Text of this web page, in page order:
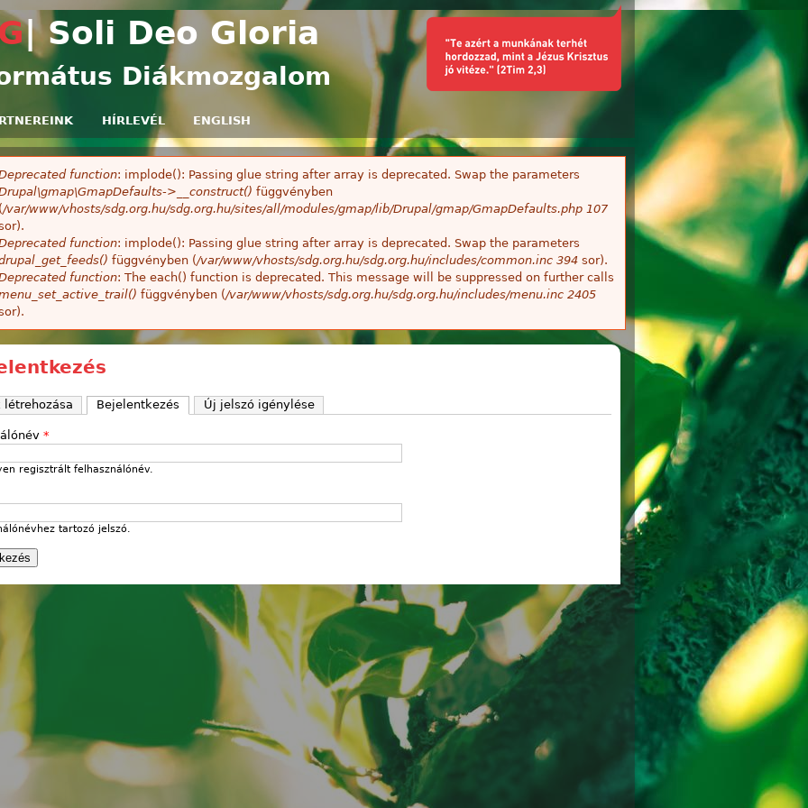
Ugrás a tartalomra
| Soli Deo Gloria
Diákmozgalom
HÍRLEVÉL ENGLISH
function: implode(): Passing glue string after array is deprecated. Swap the parameters
>__construct() függvényben
(/var/www/vhosts/sdg.org.hu/sdg.org.hu/sites/all/modules/gmap/lib/Drupal/gmap/GmapDefaults.php 107
function: implode(): Passing glue string after array is deprecated. Swap the parameters
függvényben (/var/www/vhosts/sdg.org.hu/sdg.org.hu/includes/common.inc 394 sor).
function: The each() function is deprecated. This message will be suppressed on further calls
függvényben (/var/www/vhosts/sdg.org.hu/sdg.org.hu/includes/menu.inc 2405
létrehozása Bejelentkezés (aktív fül)
Új jelszó igénylése
*
regisztrált felhasználónév.
tartozó jelszó.